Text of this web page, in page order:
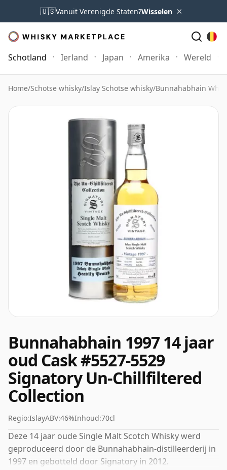
🇺🇸Vanuit Verenigde Staten?Wisselen ×
Schotland Ierland Japan Amerika Wereld
Home/Schotse whisky/Islay Schotse whisky/Bunnahabhain
Bunnahabhain 1997 14 jaar
oud Cask #5527-5529
Signatory Un-Chillfiltered
Collection
Regio:IslayABV:46%Inhoud:70cl
Deze 14 jaar oude Single Malt Scotch Whisky werd
geproduceerd door de Bunnahabhain-distilleerderij in
1997 en gebotteld door Signatory in 2012.